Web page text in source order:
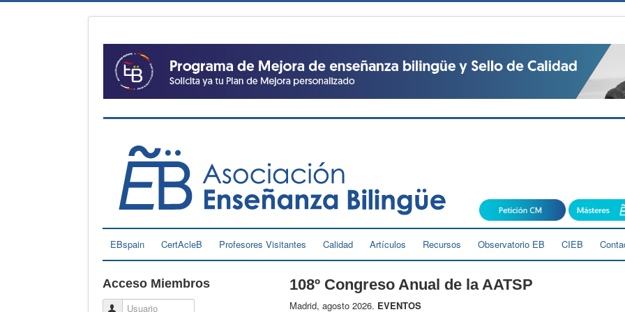
EBspain CertAcleB Profesores Visitantes Calidad Artículos Recursos Observatorio EB CIEB
Acceso Miembros
Usuario
108º Congreso Anual de la AATSP
Madrid, agosto 2026. EVENTOS